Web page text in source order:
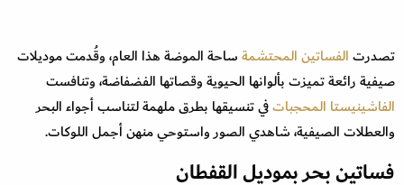
تصدرتالفساتين المحتشمةساحة الموضة هذا العام، وقُدمت موديلات
صيفية رائعة تميزت بألوانها الحيوية وقصاتها الفضفاضة، وتنافست
الفاشينيستا المحجباتفي تنسيقها بطرق ملهمة لتناسب أجواء البحر
والعطلات الصيفية، شاهدي الصور واستوحي منهن أجمل اللوكات.
فساتين بحر بموديل القفطان